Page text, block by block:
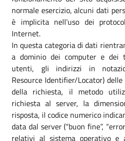
normale esercizio, alcuni dati
è implicita nell'uso dei
Internet.
In questa categoria di dati
a dominio dei computer e dei
utenti, gli indirizzi in
Resource Identifier/Locator)
della richiesta, il metodo
richiesta al server, la
risposta, il codice numerico
data dal server (“buon fine”,
relativi al sistema operativo e